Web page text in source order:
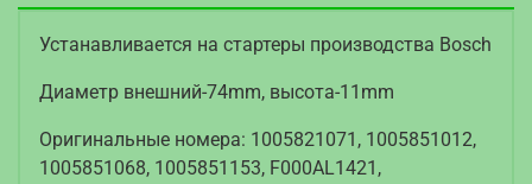
Устанавливается на стартеры производства Bosch
Диаметр внешний-74mm, высота-11mm
Оригинальные номера: 1005821071, 1005851012,
1005851068, 1005851153, F000AL1421,